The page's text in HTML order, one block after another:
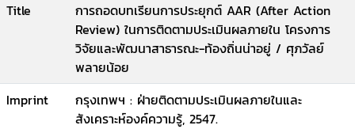
Title
การถอดบทเรียนการประยุกต์ AAR (After Action
Review) ในการติดตามประเมินผลภายใน โครงการ
วิจัยและพัฒนาสาธารณะ-ท้องถิ่นน่าอยู่ / ศุภวัลย์
พลายน้อย
Imprint
กรุงเทพฯ : ฝ่ายติดตามประเมินผลภายในและ
สังเคราะห์องค์ความรู้, 2547.